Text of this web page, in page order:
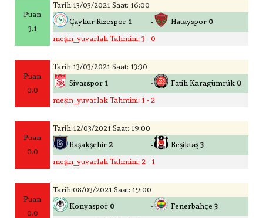
Puan
3.1
Tarih:13/03/2021 Saat: 16:00
Çaykur Rizespor 1 - Hatayspor 0
meşin_yuvarlak Tahmini: 3 - 0
Puan
0.0
Tarih:13/03/2021 Saat: 13:30
Sivasspor 1 - Fatih Karagümrük 0
meşin_yuvarlak Tahmini: 1 - 2
Puan
0.0
Tarih:12/03/2021 Saat: 19:00
Başakşehir 2 - Beşiktaş 3
meşin_yuvarlak Tahmini: 2 - 1
Puan
0.0
Tarih:08/03/2021 Saat: 19:00
Konyaspor 0 - Fenerbahçe 3